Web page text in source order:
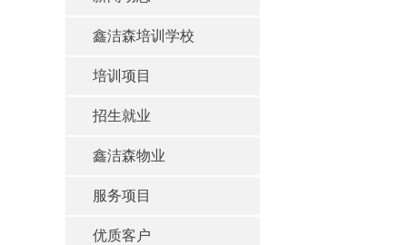
鑫洁森培训学校
培训项目
招生就业
鑫洁森物业
服务项目
优质客户